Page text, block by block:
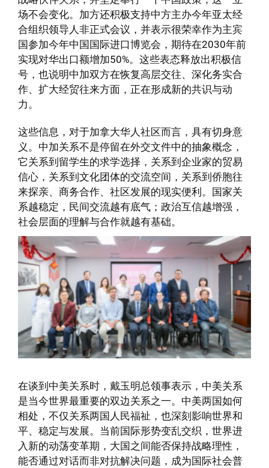
场不会变化。加方还积极支持中方主办今年亚太经
合组织领导人非正式会议，并表示很荣幸作为主宾
国参加今年中国国际进口博览会，期待在2030年前
实现对华出口额增加50%。这些表态释放出积极信
号，也说明中加双方在恢复高层交往、深化务实合
作、扩大经贸往来方面，正在形成新的共识与动
力。
这些信息，对于加拿大华人社区而言，具有切身意
义。中加关系不是停留在外交文件中的抽象概念，
它关系到留学生的求学选择，关系到企业家的贸易
信心，关系到文化团体的交流空间，关系到侨胞往
来探亲、商务合作、社区发展的现实便利。国家关
系越稳定，民间交流越有底气；政治互信越增强，
社会层面的理解与合作就越有基础。
在谈到中美关系时，戴玉明总领事表示，中美关系
是当今世界最重要的双边关系之一。中美两国如何
相处，不仅关系两国人民福祉，也深刻影响世界和
平、稳定与发展。当前国际形势变乱交织，世界进
入新的动荡变革期，大国之间能否保持战略理性，
能否通过对话而非对抗解决问题，成为国际社会普